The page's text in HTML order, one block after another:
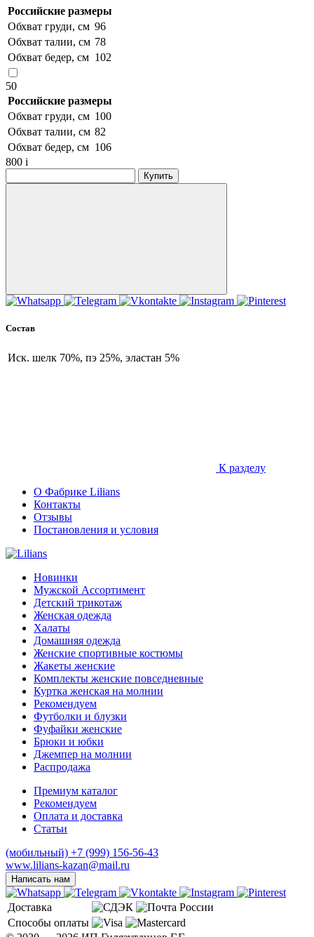
Российские размеры
Обхват груди, см 96
Обхват талии, см 78
Обхват бедер, см 102
50
Российские размеры
Обхват груди, см 100
Обхват талии, см 82
Обхват бедер, см 106
800 i
Купить
Состав
Иск. шелк 70%, пэ 25%, эластан 5%
К разделу
О Фабрике Lilians
Контакты
Отзывы
Постановления и условия
Новинки
Мужской Ассортимент
Детcкий трикотаж
Женская одежда
Халаты
Домашняя одежда
Женские спортивные костюмы
Жакеты женские
Комплекты женские повседневные
Куртка женская на молнии
Рекомендуем
Футболки и блузки
Фуфайки женские
Брюки и юбки
Джемпер на молнии
Распродажа
Премиум каталог
Рекомендуем
Оплата и доставка
Статьи
(мобильный) +7 (999) 156-56-43
www.lilians-kazan@mail.ru
Написать нам
Доставка
Способы оплаты